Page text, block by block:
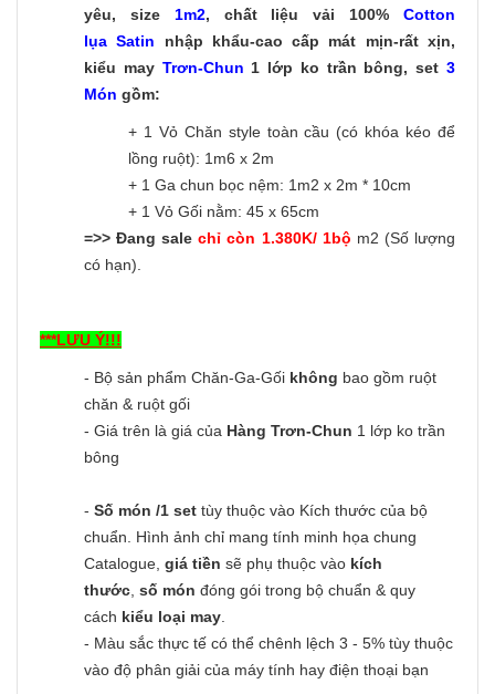
yêu, size 1m2, chất liệu vải 100%Cotton
lụa Satin nhập khẩu-cao cấp mát mịn-rất xịn,
kiểu may Trơn-Chun 1 lớp ko trần bông, set3
Món gồm:
+ 1 Vỏ Chăn style toàn cầu (có khóa kéo để
lồng ruột): 1m6 x 2m
+ 1 Ga chun bọc nệm: 1m2 x 2m * 10cm
+ 1 Vỏ Gối nằm: 45 x 65cm
=>> Đang salechỉ còn 1.380K/ 1bộ m2 (Số lượng
có hạn).
***LƯU Ý!!!
- Bộ sản phẩm Chăn-Ga-Gối không bao gồm ruột
chăn & ruột gối
- Giá trên là giá của Hàng Trơn-Chun 1 lớp ko trần
bông
- Số món /1 set tùy thuộc vào Kích thước của bộ
chuẩn. Hình ảnh chỉ mang tính minh họa chung
Catalogue, giá tiền sẽ phụ thuộc vào kích
thước số món đóng gói trong bộ chuẩn & quy
cách kiểu loại may
- Màu sắc thực tế có thể chênh lệch 3 - 5% tùy thuộc
vào độ phân giải của máy tính hay điện thoại bạn